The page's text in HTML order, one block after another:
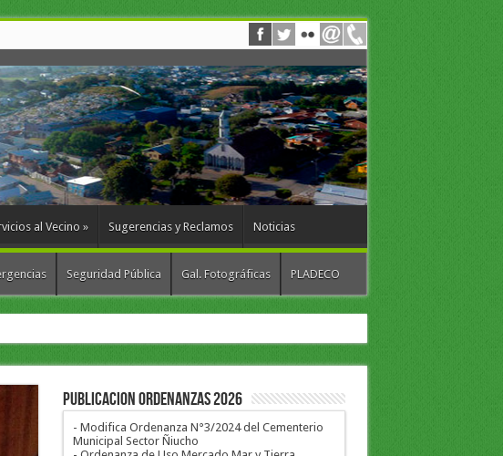
al Vecino » Sugerencias y Reclamos Noticias
Seguridad Pública Gal. Fotográficas PLADECO
PUBLICACION ORDENANZAS 2026
- Modifica Ordenanza N°3/2024 del Cementerio
Municipal Sector Ñiucho